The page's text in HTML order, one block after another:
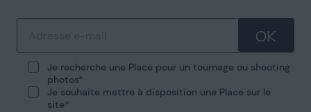
OK
Je recherche une Place pour un tournage ou shooting
photos
Je souhaite mettre à disposition une Place sur le
site